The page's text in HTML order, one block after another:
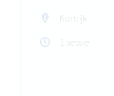
Kortrijk
1 sessie